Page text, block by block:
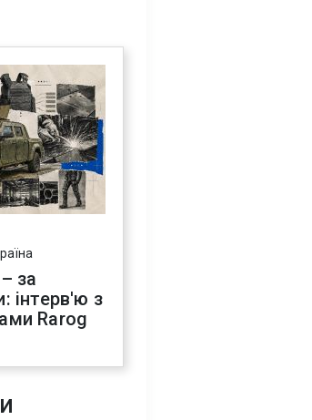
за
інтерв'ю з
Rarog